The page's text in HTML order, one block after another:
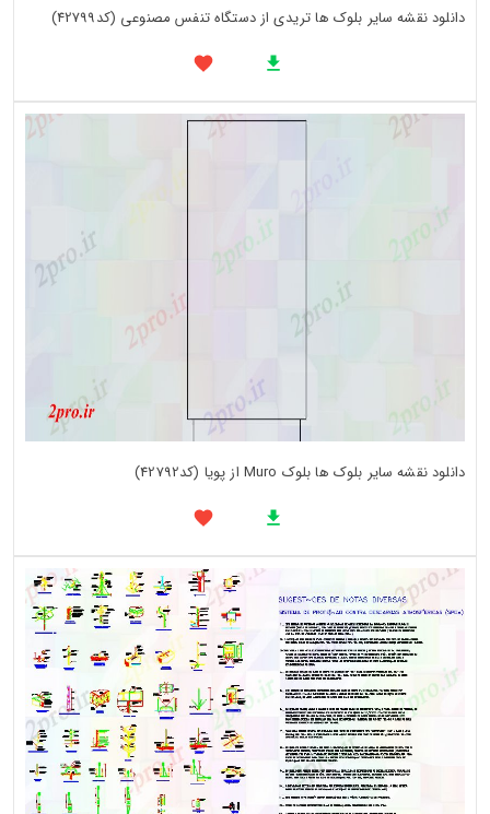
دانلود نقشه سایر بلوک ها تریدی از دستگاه تنفس مصنوعی (کد42799)
دانلود نقشه سایر بلوک ها بلوک Muro از پویا (کد42792)